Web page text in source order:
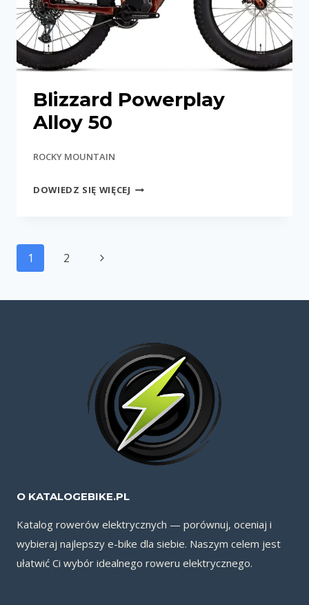
Blizzard Powerplay
Alloy 50
ROCKY MOUNTAIN
DOWIEDZ SIĘ WIĘCEJ BLIZZARD
Nawigacja
strony
1 2
Następna
O KATALOGEBIKE.PL
Katalog rowerów elektrycznych — porównuj, oceniaj i
wybieraj najlepszy e-bike dla siebie. Naszym celem jest
ułatwić Ci wybór idealnego roweru elektrycznego.